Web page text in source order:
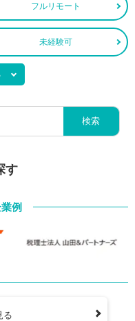
フルリモート
未経験可
検索
す
例
る